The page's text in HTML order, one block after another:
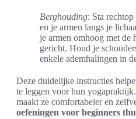
Berghouding: Sta
en je armen langs je
je armen omhoog met de
gericht. Houd je
enkele ademhalingen in
Deze duidelijke instructies
te leggen voor hun
maakt ze comfortabeler en
oefeningen voor beginners